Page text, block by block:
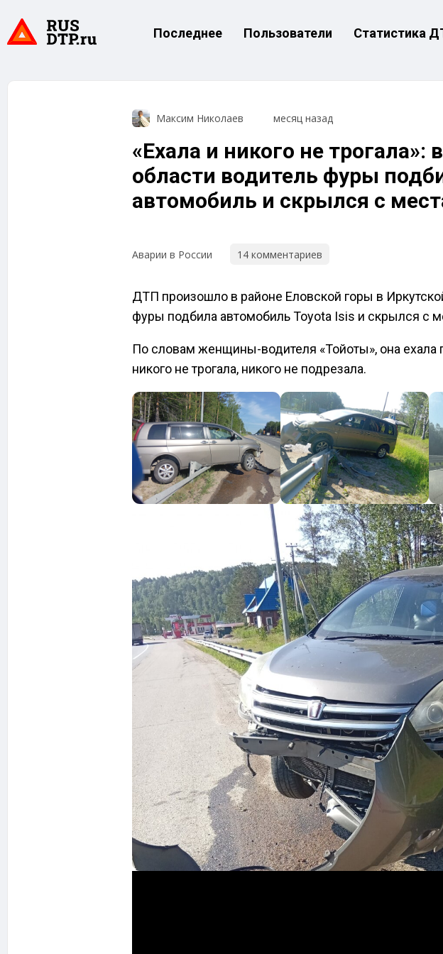
Последнее Пользователи Статистика
Максим Николаев месяц назад
«Ехала и никого не трогала»:
области водитель фуры
автомобиль и скрылся с
Аварии в России 14 комментариев
ДТП произошло в районе Еловской горы в
фуры подбила автомобиль Toyota Isis и скрылся с
По словам женщины-водителя «Тойоты», она ехала
никого не трогала, никого не подрезала.